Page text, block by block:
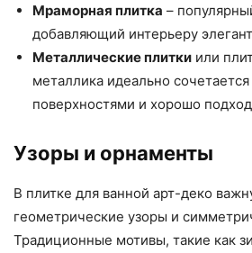
Мраморная плитка –
добавляющий интерьеру
Металлические плитки или
металлика идеально
поверхностями и хорошо
Узоры и орнаменты
В плитке для ванной арт-деко
геометрические узоры и
Традиционные мотивы, такие как